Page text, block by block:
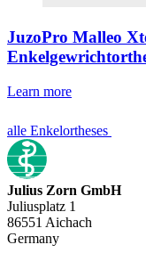
JuzoPro Malleo
Learn more
alle Enkelortheses
Julius Zorn GmbH
Juliusplatz 1
86551 Aichach
Germany